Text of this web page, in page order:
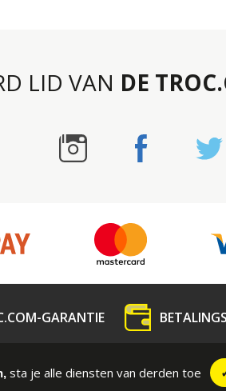
LID VAN DE
GARANTIE
Wettelijke vermeldingen
sta je alle diensten van derden toe